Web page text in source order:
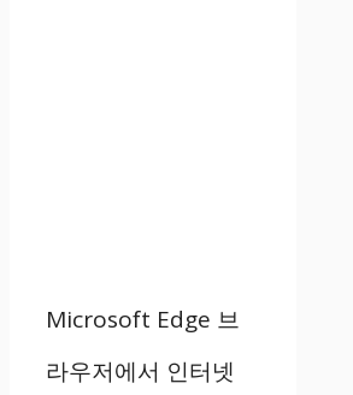
Microsoft Edge 브
라우저에서 인터넷